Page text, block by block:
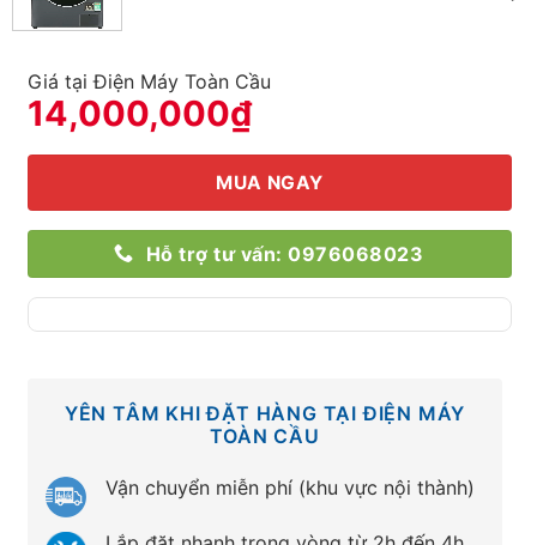
Giá tại Điện Máy Toàn Cầu
14,000,000₫
MUA NGAY
Hỗ trợ tư vấn: 0976068023
YÊN TÂM KHI ĐẶT HÀNG TẠI ĐIỆN MÁY
TOÀN CẦU
Vận chuyển miễn phí (khu vực nội thành)